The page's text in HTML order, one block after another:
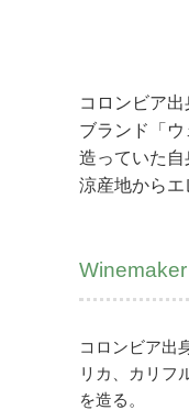
コロンビア
ブランド「
造っていた
涼産地から
Winemaker
コロンビア出
リカ、カリフ
を造る。